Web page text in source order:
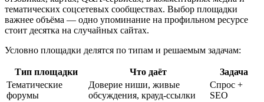
тематических соцсетевых сообществах. Выбор площадки
важнее объёма — одно упоминание на профильном ресурсе
стоит десятка на случайных сайтах.
Условно площадки делятся по типам и решаемым задачам:
Тип площадки Что даёт
Задача
Тематические
форумы
Доверие ниши, живые
обсуждения, крауд-ссылки
Спрос +
SEO